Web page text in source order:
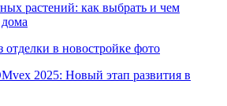
растений: как выбрать и чем
отделки в новостройке фото
2025: Новый этап развития в